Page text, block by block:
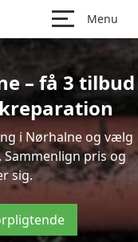
Menu
– få 3 tilbud
i Nørhalne og vælg
pris og
sig.